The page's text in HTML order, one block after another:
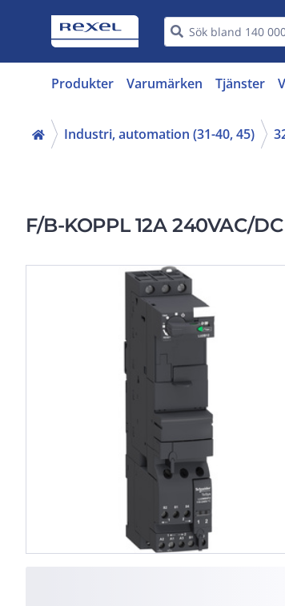
Produkter Varumärken Tjänster
Industri, automation (31-40, 45)
F/B-KOPPL 12A 240VAC/DC